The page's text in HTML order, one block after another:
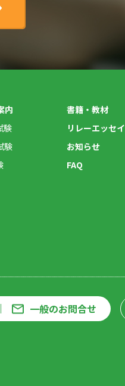
内
験
験
書籍・教材
リレーエッセイ
お知らせ
FAQ
一般のお問合せ